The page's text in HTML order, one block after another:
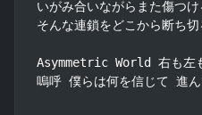
いがみ合いながらまた傷つけ
そんな連鎖をどこから断ち切
Asymmetric World 右も左
嗚呼 僕らは何を信じて 進ん